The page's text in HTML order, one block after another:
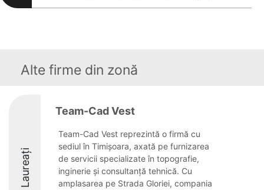
Alte firme din zonă
Laureați
Team-Cad Vest
Team-Cad Vest reprezintă o firmă cu
sediul în Timișoara, axată pe furnizarea
de servicii specializate în topografie,
inginerie și consultanță tehnică. Cu
amplasarea pe Strada Gloriei, compania